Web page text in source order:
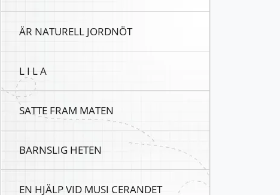
ÄR NATURELL JORDNÖT
L I L A
SATTE FRAM MATEN
BARNSLIG HETEN
EN HJÄLP VID MUSI CERANDET